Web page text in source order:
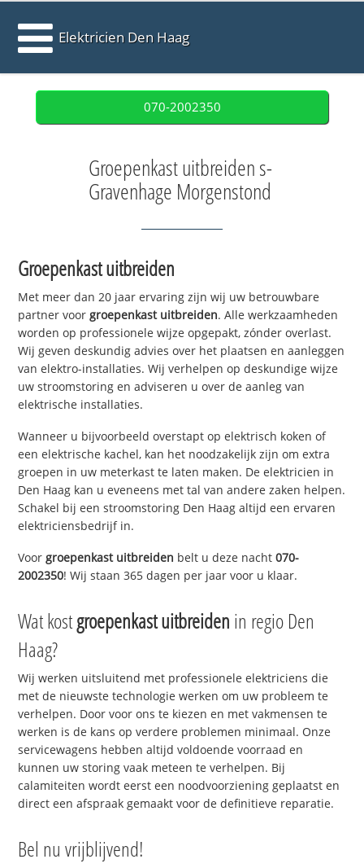
Elektricien Den Haag
070-2002350
Groepenkast uitbreiden s-
Gravenhage Morgenstond
Groepenkast uitbreiden
Met meer dan 20 jaar ervaring zijn wij uw betrouwbare
partner voorgroepenkast uitbreiden. Alle werkzaamheden
worden op professionele wijze opgepakt, zónder overlast.
Wij geven deskundig advies over het plaatsen en aanleggen
van elektro-installaties. Wij verhelpen op deskundige wijze
uw stroomstoring en adviseren u over de aanleg van
elektrische installaties.
Wanneer u bijvoorbeeld overstapt op elektrisch koken of
een elektrische kachel, kan het noodzakelijk zijn om extra
groepen in uw meterkast te laten maken. De elektricien in
Den Haag kan u eveneens met tal van andere zaken helpen.
Schakel bij een stroomstoring Den Haag altijd een ervaren
elektriciensbedrijf in.
Voorgroepenkast uitbreiden belt u deze nacht070-
2002350! Wij staan 365 dagen per jaar voor u klaar.
Wat kostgroepenkast uitbreiden in regio Den
Haag?
Wij werken uitsluitend met professionele elektriciens die
met de nieuwste technologie werken om uw probleem te
verhelpen. Door voor ons te kiezen en met vakmensen te
werken is de kans op verdere problemen minimaal. Onze
servicewagens hebben altijd voldoende voorraad en
kunnen uw storing vaak meteen te verhelpen. Bij
calamiteiten wordt eerst een noodvoorziening geplaatst en
direct een afspraak gemaakt voor de definitieve reparatie.
Bel nu vrijblijvend!